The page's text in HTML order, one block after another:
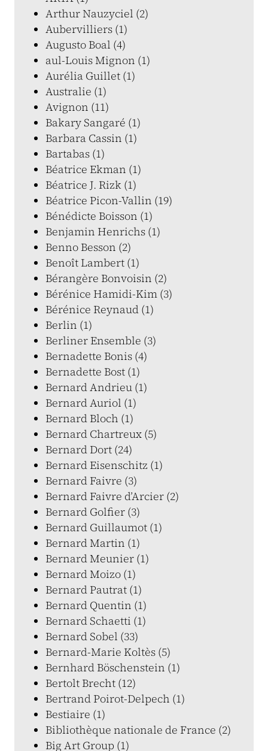
Arthur Nauzyciel (2)
Aubervilliers (1)
Augusto Boal (4)
aul-Louis Mignon (1)
Aurélia Guillet (1)
Australie (1)
Avignon (11)
Bakary Sangaré (1)
Barbara Cassin (1)
Bartabas (1)
Béatrice Ekman (1)
Béatrice J. Rizk (1)
Béatrice Picon-Vallin (19)
Bénédicte Boisson (1)
Benjamin Henrichs (1)
Benno Besson (2)
Benoît Lambert (1)
Bérangère Bonvoisin (2)
Bérénice Hamidi-Kim (3)
Bérénice Reynaud (1)
Berlin (1)
Berliner Ensemble (3)
Bernadette Bonis (4)
Bernadette Bost (1)
Bernard Andrieu (1)
Bernard Auriol (1)
Bernard Bloch (1)
Bernard Chartreux (5)
Bernard Dort (24)
Bernard Eisenschitz (1)
Bernard Faivre (3)
Bernard Faivre d’Arcier (2)
Bernard Golfier (3)
Bernard Guillaumot (1)
Bernard Martin (1)
Bernard Meunier (1)
Bernard Moizo (1)
Bernard Pautrat (1)
Bernard Quentin (1)
Bernard Schaetti (1)
Bernard Sobel (33)
Bernard-Marie Koltès (5)
Bernhard Böschenstein (1)
Bertolt Brecht (12)
Bertrand Poirot-Delpech (1)
Bestiaire (1)
Bibliothèque nationale de France (2)
Big Art Group (1)